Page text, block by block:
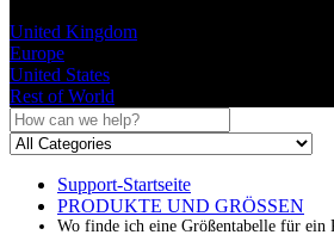
United Kingdom
Europe
United States
Rest of World
Support-Startseite
PRODUKTE UND GRÖSSEN
Wo finde ich eine Größentabelle für ein